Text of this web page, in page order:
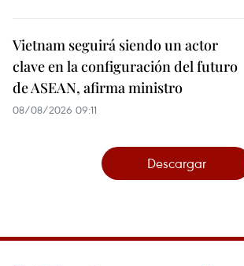
Vietnam seguirá siendo un actor
clave en la configuración del futuro
de ASEAN, afirma ministro
08/08/2026 09:11
Descargar